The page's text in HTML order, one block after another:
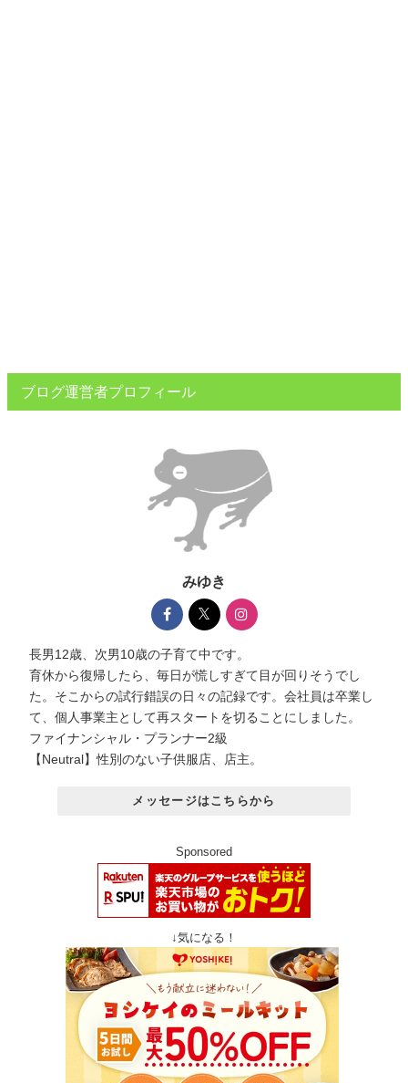
ブログ運営者プロフィール
みゆき
長男12歳、次男10歳の子育て中です。
育休から復帰したら、毎日が慌しすぎて目が回りそうでし
た。そこからの試行錯誤の日々の記録です。会社員は卒業し
て、個人事業主として再スタートを切ることにしました。
ファイナンシャル・プランナー2級
【Neutral】性別のない子供服店、店主。
メッセージはこちらから
Sponsored
↓気になる！